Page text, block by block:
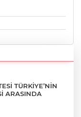
TÜRKİYE’NİN
ARASINDA